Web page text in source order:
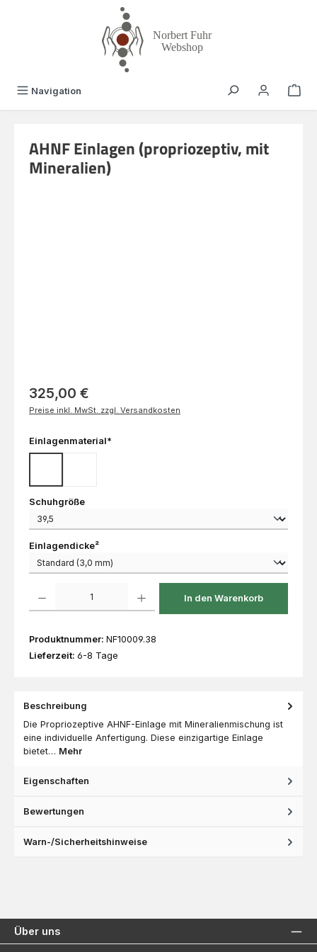
Navigation
AHNF Einlagen (propriozeptiv, mit
Mineralien)
325,00 €
Preise inkl. MwSt. zzgl. Versandkosten
Einlagenmaterial*
Schuhgrößeauswählen
Einlagendicke²auswählen
In den Warenkorb
Produktnummer: NF10009.38
Lieferzeit: 6-8 Tage
Beschreibung
Die Propriozeptive AHNF-Einlage mit Mineralienmischung ist
eine individuelle Anfertigung. Diese einzigartige Einlage
bietet… Mehr
Eigenschaften
Bewertungen
Warn-/Sicherheitshinweise
Über uns